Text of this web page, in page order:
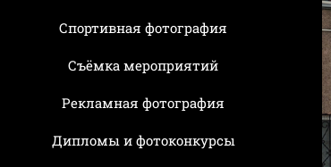
Спортивная фотография
Съёмка мероприятий
Рекламная фотография
Дипломы и фотоконкурсы